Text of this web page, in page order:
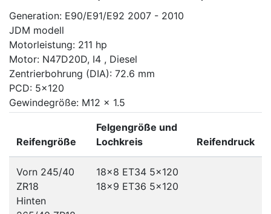
Generation: E90/E91/E92 2007 - 2010
JDM modell
Motorleistung: 211 hp
Motor: N47D20D, I4 , Diesel
Zentrierbohrung (DIA): 72.6 mm
PCD: 5x120
Gewindegröße: M12 x 1.5
Reifengröße
Felgengröße und
Lochkreis
Reifendruck
Vorn 245/40
ZR18
Hinten
18x8 ET34 5x120
18x9 ET36 5x120